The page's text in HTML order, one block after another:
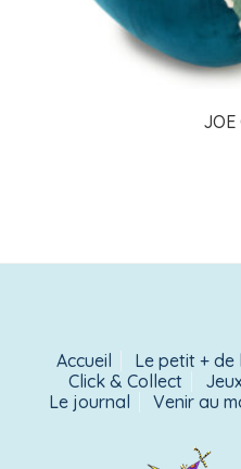
JOE
Accueil
Le petit +
Click & Collect
Le journal
Venir au